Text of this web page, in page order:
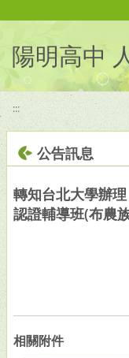
陽明高中
:::
公告訊息
轉知台北大學辦
認證輔導班(布農
相關附件